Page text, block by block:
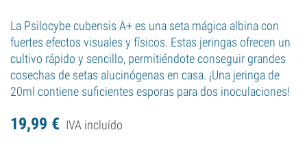
La Psilocybe cubensis A+ es una seta mágica albina con
fuertes efectos visuales y físicos. Estas jeringas ofrecen un
cultivo rápido y sencillo, permitiéndote conseguir grandes
cosechas de setas alucinógenas en casa. ¡Una jeringa de
20ml contiene suficientes esporas para dos inoculaciones!
19,99 € IVA incluído